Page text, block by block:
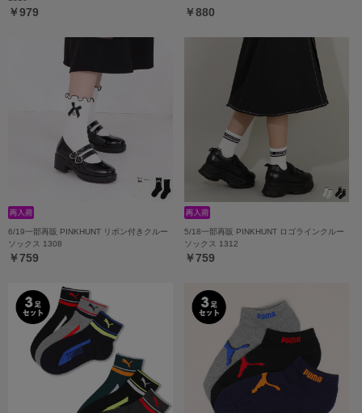
￥979 ￥880
6/19一部再販 PINKHUNT リボン付きクルー
ソックス 1308
￥759
5/18一部再販 PINKHUNT ロゴラインクルー
ソックス 1312
￥759